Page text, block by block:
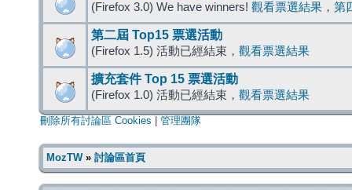
(Firefox 3.0) We have winners! 觀看票選結果 ， 第
第二屆 Top15 票選活動
(Firefox 1.5) 活動已經結束， 觀看票選結果
擴充套件 Top 15 票選活動
(Firefox 1.0) 活動已經結束， 觀看票選結果
刪除所有討論區 Cookies 管理團隊
MozTW» 討論區首頁